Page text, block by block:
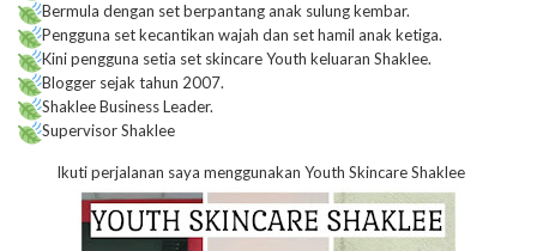
Bermula dengan set berpantang anak sulung kembar.
Pengguna set kecantikan wajah dan set hamil anak ketiga.
Kini pengguna setia set skincare Youth keluaran Shaklee.
Blogger sejak tahun 2007.
Shaklee Business Leader.
Supervisor Shaklee
Ikuti perjalanan saya menggunakan Youth Skincare Shaklee